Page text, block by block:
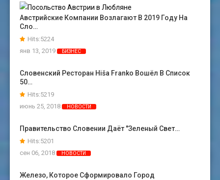
Австрийские Компании Возлагают В 2019 Году На
Сло…
Hits:5224
янв 13, 2019
БИЗНЕС
Словенский Ресторан Hiša Franko Вошёл В Список
50…
Hits:5219
июнь 25, 2018
НОВОСТИ
Правительство Словении Даёт "зеленый Свет…
Hits:5201
сен 06, 2018
НОВОСТИ
Железо, Которое Сформировало Город